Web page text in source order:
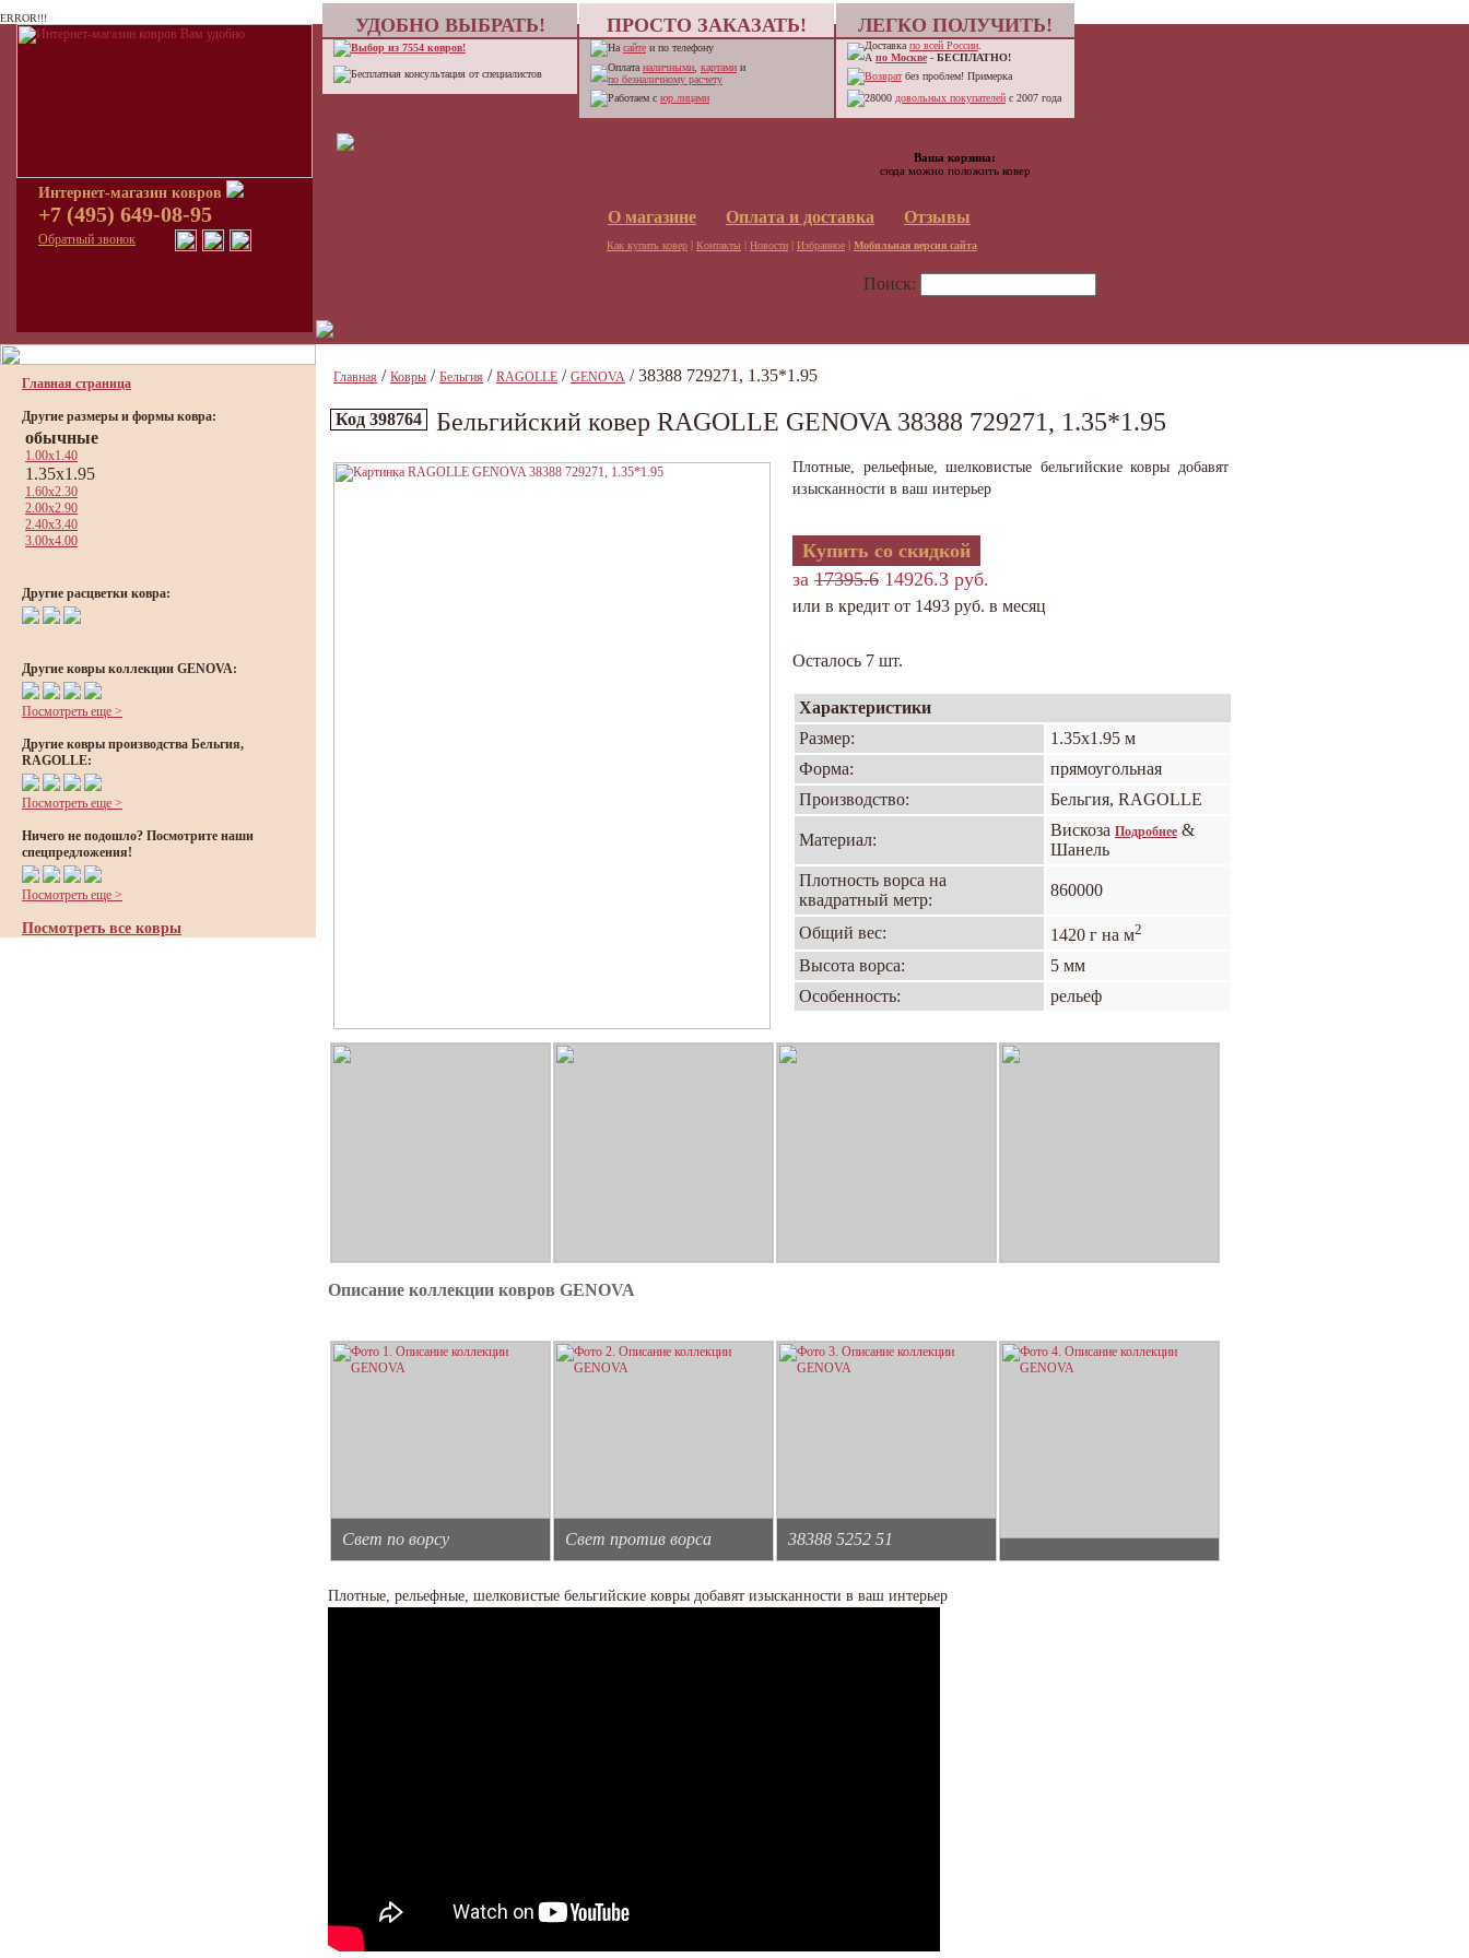
ERROR!!!
Интернет-магазин ковров
+7 (495) 649-08-95
Обратный звонок
УДОБНО ВЫБРАТЬ! ПРОСТО ЗАКАЗАТЬ! ЛЕГКО ПОЛУЧИТЬ!
Выбор из 7554 ковров!
Бесплатная консультация от специалистов
На сайте и по телефону
Оплата наличными картами и
по безналичному расчету
Работаем с юр.лицами
Доставка по всей России
А по Москве - БЕСПЛАТНО!
Возвратбез проблем! Примерка
28000 довольных покупателей с 2007 года
О магазине Оплата и доставка Отзывы
Как купить ковер | Контакты | Новости | Избранное | Мобильная версия сайта
Ваша корзина:
сюда можно положить ковер
Поиск:
Главная страница
Другие размеры и формы ковра:
обычные
1.00x1.40
1.35x1.95
1.60x2.30
2.00x2.90
2.40x3.40
3.00x4.00
Другие расцветки ковра:
Другие ковры коллекции GENOVA:
Посмотреть еще >
Другие ковры производства Бельгия,
RAGOLLE:
Посмотреть еще >
Ничего не подошло? Посмотрите наши
спецпредложения!
Посмотреть еще >
Посмотреть все ковры
Главная / Ковры / Бельгия / RAGOLLE / GENOVA / 38388 729271, 1.35*1.95
Код 398764 Бельгийский ковер RAGOLLE GENOVA 38388 729271, 1.35*1.95
Плотные, рельефные, шелковистые бельгийские ковры добавят
изысканности в ваш интерьер
Купить со скидкой
за 17395.6 14926.3 руб.
или в кредит от 1493 руб. в месяц
Осталось 7 шт.
Характеристики
Размер:
1.35х1.95 м
Форма:
прямоугольная
Производство:
Бельгия, RAGOLLE
Материал:
Вискоза Подробнее &
Шанель
Плотность ворса на
квадратный метр:
860000
Общий вес: 1420 г на м2
Высота ворса:
5 мм
Особенность:
рельеф
Описание коллекции ковров GENOVA
Свет по ворсу Свет против ворса 38388 5252 51
Плотные, рельефные, шелковистые бельгийские ковры добавят изысканности в ваш интерьер